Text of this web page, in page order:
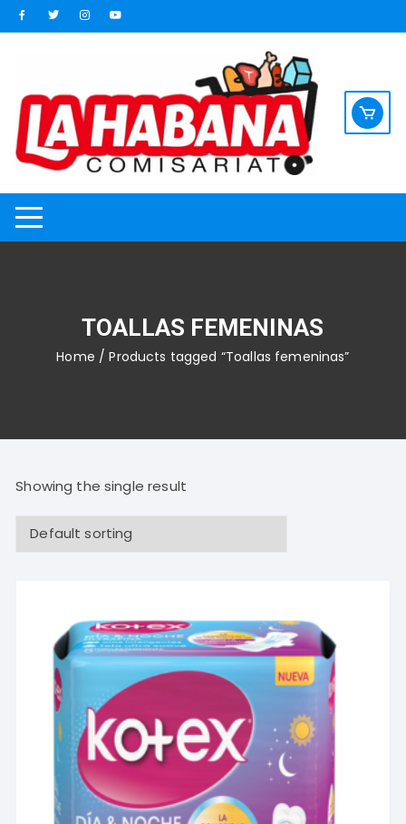
Saltar
al
TOALLAS FEMENINAS
Home / Products tagged “Toallas femeninas”
Showing the single result